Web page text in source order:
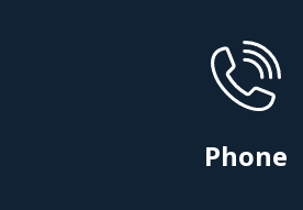
Phone